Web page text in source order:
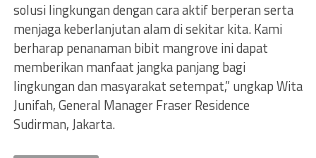
solusi lingkungan dengan cara aktif berperan serta
menjaga keberlanjutan alam di sekitar kita. Kami
berharap penanaman bibit mangrove ini dapat
memberikan manfaat jangka panjang bagi
lingkungan dan masyarakat setempat,” ungkap Wita
Junifah, General Manager Fraser Residence
Sudirman, Jakarta.